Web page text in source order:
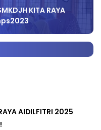
KITA RAYA
AIDILFITRI 2025